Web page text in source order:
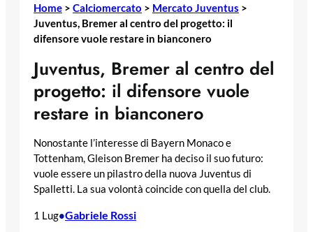
Home > Calciomercato > Mercato Juventus >
Juventus, Bremer al centro del progetto: il
difensore vuole restare in bianconero
Juventus, Bremer al centro del
progetto: il difensore vuole
restare in bianconero
Nonostante l’interesse di Bayern Monaco e
Tottenham, Gleison Bremer ha deciso il suo futuro:
vuole essere un pilastro della nuova Juventus di
Spalletti. La sua volontà coincide con quella del club.
1 Lug•Gabriele Rossi